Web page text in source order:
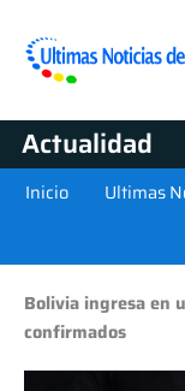
Actualidad
Inicio Ultimas
Bolivia ingresa en
confirmados